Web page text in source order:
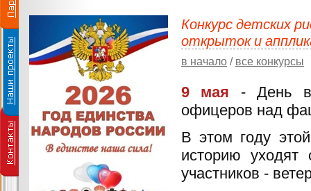
Конкурс детских
открыток и
в начало / все конкурсы
9 мая - День
офицеров над
В этом году
историю
участников -